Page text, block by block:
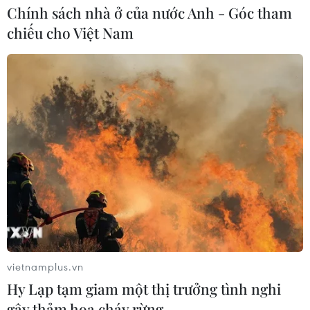
Diễn đàn Kinh tế tư nhân Việt Nam
2026: Mở rộng không gian hợp lực
công-tư
07/08/2026 12:54
Chuyên gia quốc tế đánh giá tích cực
về tiền đồng của Việt Nam
07/08/2026 12:46
Phép thử sức chống chịu của kinh tế
ASEAN
07/08/2026 12:35
Chính sách nhà ở của nước Anh - Góc tham
chiếu cho Việt Nam
vietnamplus.vn
Hy Lạp tạm giam một thị trưởng tình nghi